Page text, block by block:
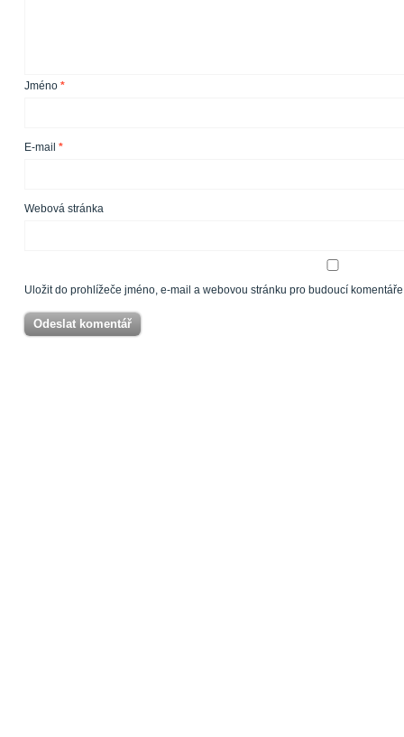
Jméno *
E-mail *
Webová stránka
Uložit do prohlížeče jméno, e-mail a webovou stránku pro budoucí